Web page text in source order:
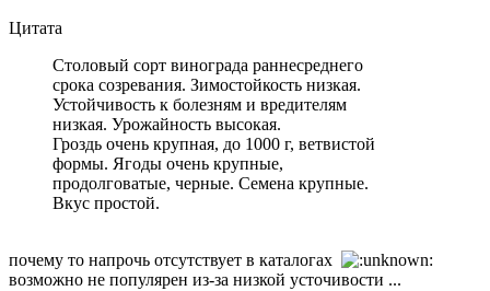
Цитата
Столовый сорт винограда раннесреднего
срока созревания. Зимостойкость низкая.
Устойчивость к болезням и вредителям
низкая. Урожайность высокая.
Гроздь очень крупная, до 1000 г, ветвистой
формы. Ягоды очень крупные,
продолговатые, черные. Семена крупные.
Вкус простой.
почему то напрочь отсутствует в каталогах
возможно не популярен из-за низкой усточивости ...